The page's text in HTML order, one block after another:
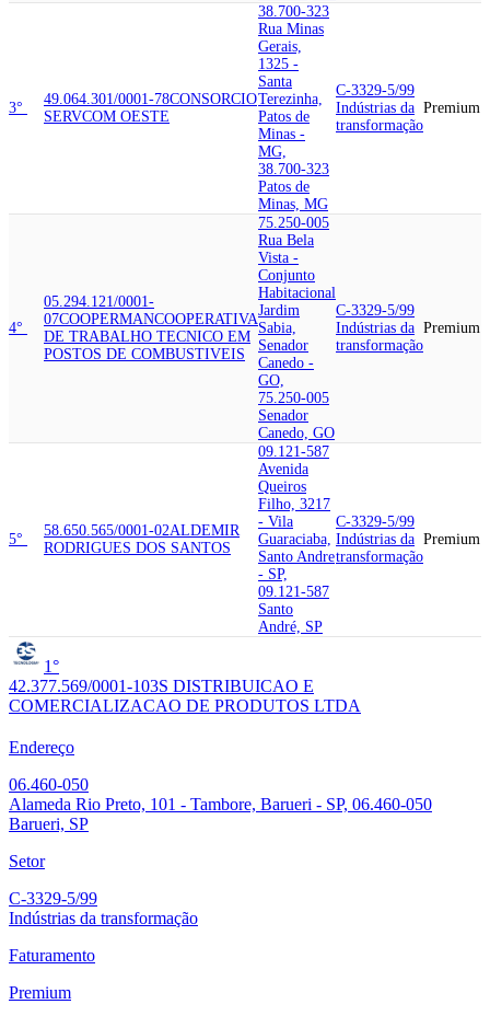
3°
49.064.301/0001-78CONSORCIO
SERVCOM OESTE
38.700-323
Rua Minas
Gerais,
1325 -
Santa
Terezinha,
Patos de
Minas -
MG,
38.700-323
Patos de
Minas, MG
C-3329-5/99
Indústrias da
transformação
Premium
4°
05.294.121/0001-
07COOPERMANCOOPERATIVA
DE TRABALHO TECNICO EM
POSTOS DE COMBUSTIVEIS
75.250-005
Rua Bela
Vista -
Conjunto
Habitacional
Jardim
Sabia,
Senador
Canedo -
GO,
75.250-005
Senador
Canedo, GO
C-3329-5/99
Indústrias da
transformação
Premium
5°
58.650.565/0001-02ALDEMIR
RODRIGUES DOS SANTOS
09.121-587
Avenida
Queiros
Filho, 3217
- Vila
Guaraciaba,
Santo Andre
- SP,
09.121-587
Santo
André, SP
C-3329-5/99
Indústrias da
transformação
Premium
1°
42.377.569/0001-103S DISTRIBUICAO E
COMERCIALIZACAO DE PRODUTOS LTDA
Endereço
06.460-050
Alameda Rio Preto, 101 - Tambore, Barueri - SP, 06.460-050
Barueri, SP
Setor
C-3329-5/99
Indústrias da transformação
Faturamento
Premium